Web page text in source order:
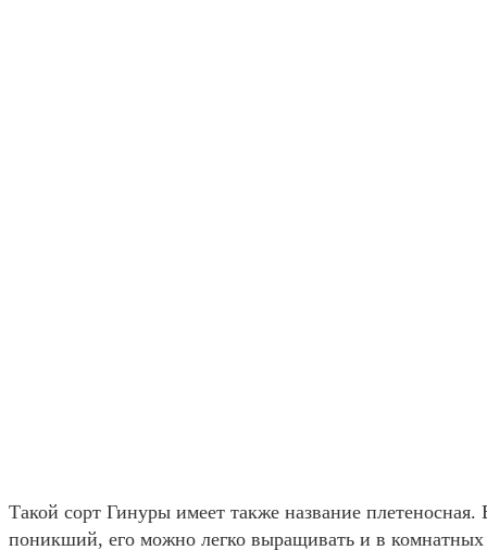
Такой сорт Гинуры имеет также название
поникший, его можно легко выращивать и в